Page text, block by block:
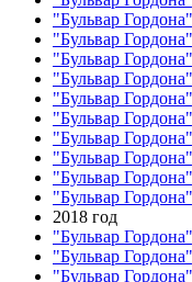
"Бульвар
"Бульвар
"Бульвар
"Бульвар
"Бульвар
"Бульвар
"Бульвар
"Бульвар
"Бульвар
"Бульвар
2018 год
"Бульвар
"Бульвар
"Бульвар